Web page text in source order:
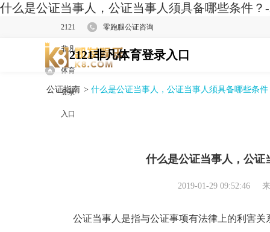
什么是公证当事人，公证当事人须具备哪些条件？
2121
非凡
体育
登录
入口
零跑腿公证咨询
2121非凡体育登录入口
公证指南 > 什么是公证当事人，公证当事人须具备哪些条件
什么是公证当事人，公证
2019-01-29 09:52:46
公证当事人是指与公证事项有法律上的利害关